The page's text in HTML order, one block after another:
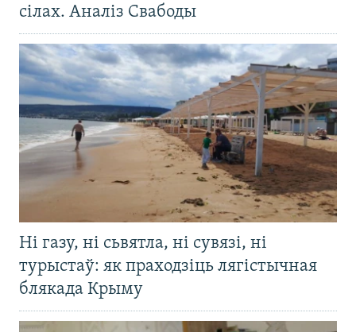
сілах. Аналіз Свабоды
Ні газу, ні сьвятла, ні сувязі, ні
турыстаў: як праходзіць лягістычная
блякада Крыму